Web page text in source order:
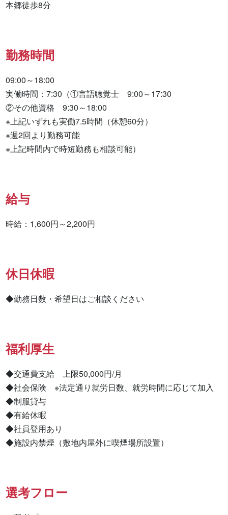
本郷徒歩8分
勤務時間
09:00～18:00
実働時間：7:30（①言語聴覚士　9:00～17:30
②その他資格　9:30～18:00
※上記いずれも実働7.5時間（休憩60分）
※週2回より勤務可能
※上記時間内で時短勤務も相談可能）
給与
時給：1,600円～2,200円
休日休暇
◆勤務日数・希望日はご相談ください
福利厚生
◆交通費支給　上限50,000円/月
◆社会保険　※法定通り就労日数、就労時間に応じて加入
◆制服貸与
◆有給休暇
◆社員登用あり
◆施設内禁煙（敷地内屋外に喫煙場所設置）
選考フロー